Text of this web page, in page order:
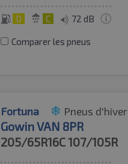
D C 72 dB
Comparer les pneus
Fortuna Pneus d'hiver
Gowin VAN 8PR
205/65R16C107/105R